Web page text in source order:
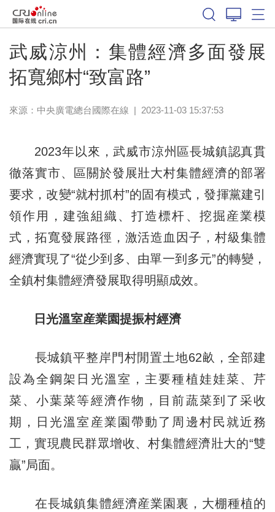
武威涼州：集體經濟多面發展
拓寬鄉村“致富路”
來源：中央廣電總台國際在線 | 2023-11-03 15:37:53
2023年以來，武威市涼州區長城鎮認真貫
徹落實市、區關於發展壯大村集體經濟的部署
要求，改變“就村抓村”的固有模式，發揮黨建引
領作用，建強組織、打造標杆、挖掘産業模
式，拓寬發展路徑，激活造血因子，村級集體
經濟實現了“從少到多、由單一到多元”的轉變，
全鎮村集體經濟發展取得明顯成效。
日光溫室産業園提振村經濟
長城鎮平整岸門村閒置土地62畝，全部建
設為全鋼架日光溫室，主要種植娃娃菜、芹
菜、小葉菜等經濟作物，目前蔬菜到了采收
期，日光溫室産業園帶動了周邊村民就近務
工，實現農民群眾增收、村集體經濟壯大的“雙
贏”局面。
在長城鎮集體經濟産業園裏，大棚種植的